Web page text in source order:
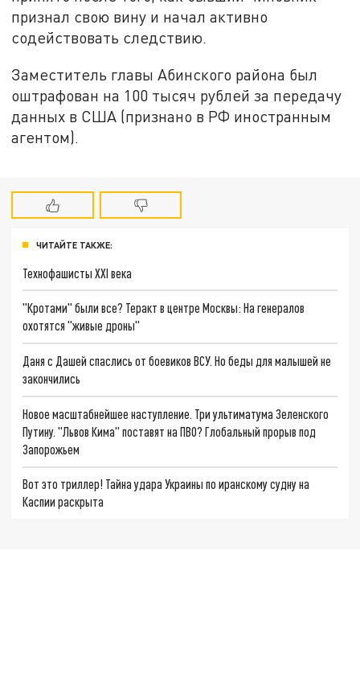
признал свою вину и начал активно
содействовать следствию.
Заместитель главы Абинского района был
оштрафован на 100 тысяч рублей за передачу
данных в США (признано в РФ иностранным
агентом).
ЧИТАЙТЕ ТАКЖЕ:
Технофашисты XXI века
"Кротами" были все? Теракт в центре Москвы: На генералов
охотятся "живые дроны"
Даня с Дашей спаслись от боевиков ВСУ. Но беды для малышей не
закончились
Новое масштабнейшее наступление. Три ультиматума Зеленского
Путину. "Львов Кима" поставят на ПВО? Глобальный прорыв под
Запорожьем
Вот это триллер! Тайна удара Украины по иранскому судну на
Каспии раскрыта